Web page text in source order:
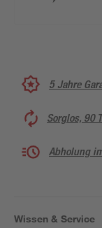
5 Jahre
Sorglos, 90
Abholung
Wissen & Service